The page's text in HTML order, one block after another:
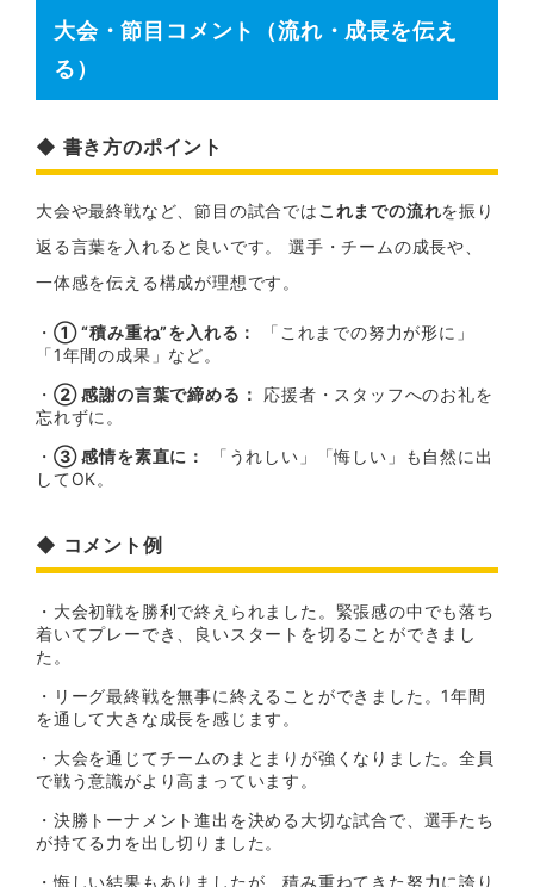
大会・節目コメント（流れ・成長を伝え
る）
◆ 書き方のポイント
大会や最終戦など、節目の試合ではこれまでの流れを振り
返る言葉を入れると良いです。 選手・チームの成長や、
一体感を伝える構成が理想です。
・ ① “積み重ね”を入れる：
「これまでの努力が形に」
「1年間の成果」など。
・ ② 感謝の言葉で締める：
応援者・スタッフへのお礼を
忘れずに。
・ ③ 感情を素直に：
「うれしい」「悔しい」も自然に出
してOK。
◆ コメント例
・大会初戦を勝利で終えられました。緊張感の中でも落ち
着いてプレーでき、良いスタートを切ることができまし
た。
・リーグ最終戦を無事に終えることができました。1年間
を通して大きな成長を感じます。
・大会を通じてチームのまとまりが強くなりました。全員
で戦う意識がより高まっています。
・決勝トーナメント進出を決める大切な試合で、選手たち
が持てる力を出し切りました。
・悔しい結果もありましたが、積み重ねてきた努力に誇り